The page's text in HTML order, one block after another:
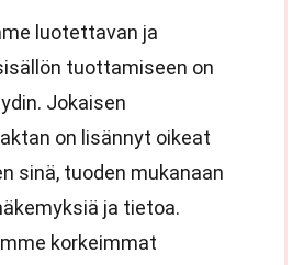
luotettavan ja
tuottamiseen on
Jokaisen
on lisännyt oikeat
sinä, tuoden mukanaan
ja tietoa.
korkeimmat